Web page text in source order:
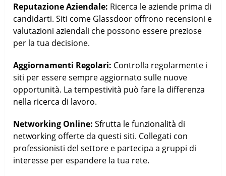
Reputazione Aziendale: Ricerca le aziende prima di
candidarti. Siti come Glassdoor offrono recensioni e
valutazioni aziendali che possono essere preziose
per la tua decisione.
Aggiornamenti Regolari: Controlla regolarmente i
siti per essere sempre aggiornato sulle nuove
opportunità. La tempestività può fare la differenza
nella ricerca di lavoro.
Networking Online: Sfrutta le funzionalità di
networking offerte da questi siti. Collegati con
professionisti del settore e partecipa a gruppi di
interesse per espandere la tua rete.